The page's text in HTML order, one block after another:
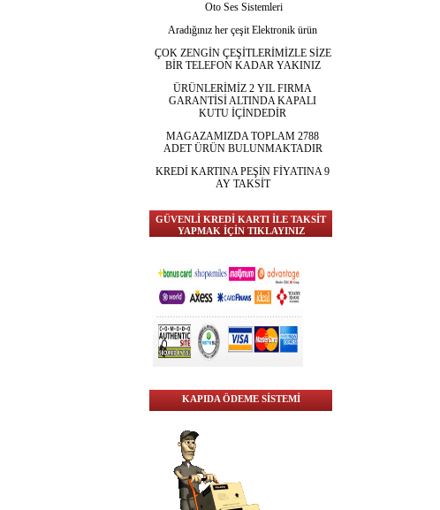
Oto Ses Sistemleri
Aradığınız her çeşit Elektronik ürün
ÇOK ZENGİN ÇEŞİTLERİMİZLE SİZE
BİR TELEFON KADAR YAKINIZ
ÜRÜNLERİMİZ 2 YIL FIRMA
GARANTİSİ ALTINDA KAPALI
KUTU İÇİNDEDİR
MAGAZAMIZDA TOPLAM 2788
ADET ÜRÜN BULUNMAKTADIR
KREDİ KARTINA PEŞİN FİYATINA 9
AY TAKSİT
GÜVENLİ KREDİ KARTI İLE TAKSİT
YAPMAK İÇİN TIKLAYINIZ
KAPIDA ÖDEME SİSTEMİ